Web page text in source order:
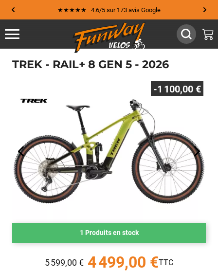
★★★★★ 4.6/5 sur 173 avis Google
TREK - RAIL+ 8 GEN 5 - 2026
-1 100,00 €
1 Produits en stock
5 599,00 € 4 499,00 €